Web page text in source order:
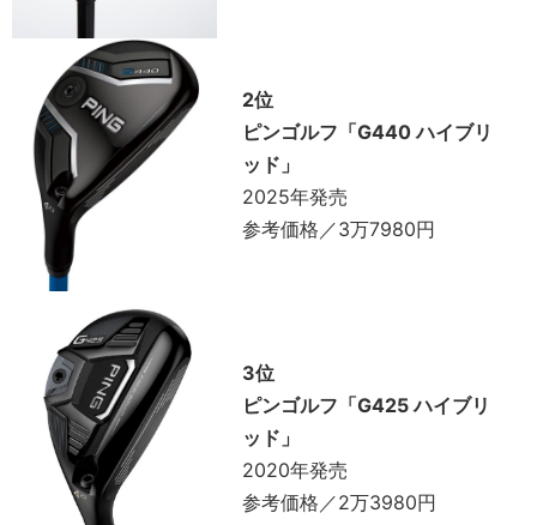
2位
ピンゴルフ「G440 ハイブリ
ッド」
2025年発売
参考価格／3万7980円
3位
ピンゴルフ「G425 ハイブリ
ッド」
2020年発売
参考価格／2万3980円